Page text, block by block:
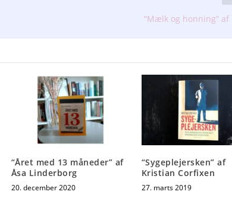
“Mælk og honning”
“Året med 13 måneder” af
Åsa Linderborg
20. december 2020
“Sygeplejersken” af
Kristian Corfixen
27. marts 2019